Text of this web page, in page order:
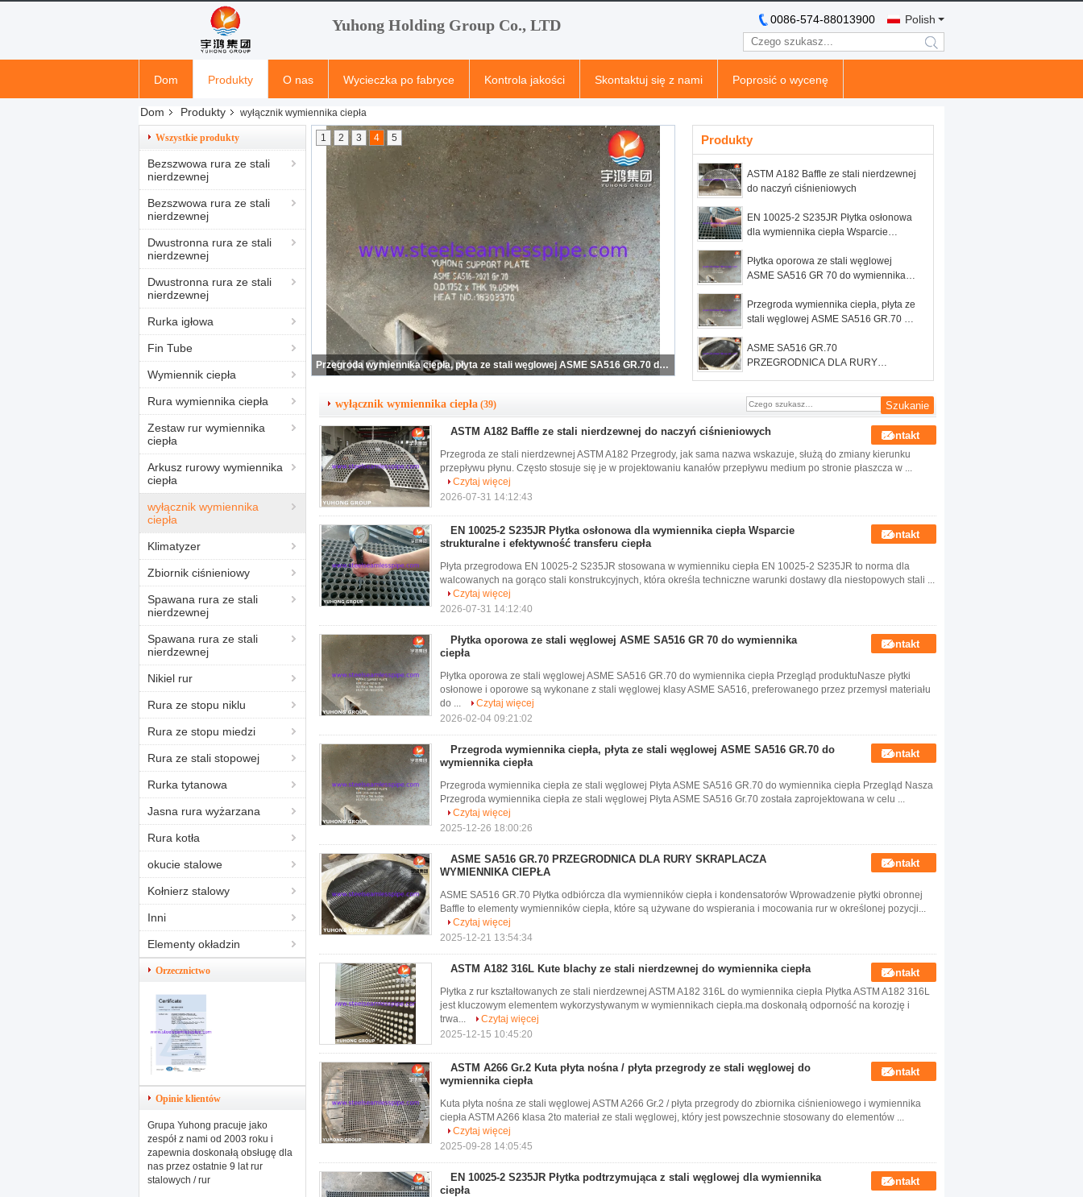
Yuhong Holding Group Co., LTD Polish
0086-574-88013900
search
Dom Produkty O nas Wycieczka po fabryce Kontrola jakości Skontaktuj się z nami Poprosić o wycenę
Wiadomości Firmowe
Dom Produkty wyłącznik wymiennika ciepła
Wszystkie produkty
Bezszwowa rura ze stali
nierdzewnej
Bezszwowa rura ze stali
nierdzewnej
Dwustronna rura ze stali
nierdzewnej
Dwustronna rura ze stali
nierdzewnej
Rurka igłowa
Fin Tube
Wymiennik ciepła
Rura wymiennika ciepła
Zestaw rur wymiennika
ciepła
Arkusz rurowy wymiennika
ciepła
wyłącznik wymiennika
ciepła
Klimatyzer
Zbiornik ciśnieniowy
Spawana rura ze stali
nierdzewnej
Spawana rura ze stali
nierdzewnej
Nikiel rur
Rura ze stopu niklu
Rura ze stopu miedzi
Rura ze stali stopowej
Rurka tytanowa
Jasna rura wyżarzana
Rura kotła
okucie stalowe
Kołnierz stalowy
Inni
Elementy okładzin
Orzecznictwo
Opinie klientów
Grupa Yuhong pracuje jako
zespół z nami od 2003 roku i
zapewnia doskonałą obsługę dla
nas przez ostatnie 9 lat rur
stalowych / rur
Przegroda wymiennika ciepła, płyta ze stali węglowej ASME SA516 GR.70 do wymiennika ciepła
1 2 3 4 5 Produkty
ASTM A182 Baffle ze stali nierdzewnej
do naczyń ciśnieniowych
EN 10025-2 S235JR Płytka osłonowa
dla wymiennika ciepła Wsparcie
ciepła
Płytka oporowa ze stali węglowej
ASME SA516 GR 70 do wymiennika
Przegroda wymiennika ciepła, płyta ze
stali węglowej ASME SA516 GR.70 do
ASME SA516 GR.70
PRZEGRODNICA DLA RURY
wyłącznik wymiennika ciepła (39)
ASTM A182 Baffle ze stali nierdzewnej do naczyń ciśnieniowych Kontakt
Przegroda ze stali nierdzewnej ASTM A182 Przegrody, jak sama nazwa wskazuje, służą do zmiany kierunku
przepływu płynu. Często stosuje się je w projektowaniu kanałów przepływu medium po stronie płaszcza w ...
Czytaj więcej
2026-07-31 14:12:43
EN 10025-2 S235JR Płytka osłonowa dla wymiennika ciepła Wsparcie
strukturalne i efektywność transferu ciepła
Kontakt
Płyta przegrodowa EN 10025-2 S235JR stosowana w wymienniku ciepła EN 10025-2 S235JR to norma dla
walcowanych na gorąco stali konstrukcyjnych, która określa techniczne warunki dostawy dla niestopowych stali ...
Czytaj więcej
2026-07-31 14:12:40
Płytka oporowa ze stali węglowej ASME SA516 GR 70 do wymiennika
ciepła
Kontakt
Płytka oporowa ze stali węglowej ASME SA516 GR.70 do wymiennika ciepła Przegląd produktuNasze płytki
osłonowe i oporowe są wykonane z stali węglowej klasy ASME SA516, preferowanego przez przemysł materiału
do ...
Czytaj więcej
2026-02-04 09:21:02
Przegroda wymiennika ciepła, płyta ze stali węglowej ASME SA516 GR.70 do
wymiennika ciepła
Kontakt
Przegroda wymiennika ciepła ze stali węglowej Płyta ASME SA516 GR.70 do wymiennika ciepła Przegląd Nasza
Przegroda wymiennika ciepła ze stali węglowej Płyta ASME SA516 Gr.70 została zaprojektowana w celu ...
Czytaj więcej
2025-12-26 18:00:26
ASME SA516 GR.70 PRZEGRODNICA DLA RURY SKRAPLACZA
WYMIENNIKA CIEPŁA
Kontakt
ASME SA516 GR.70 Płytka odbiórcza dla wymienników ciepła i kondensatorów Wprowadzenie płytki obronnej
Baffle to elementy wymienników ciepła, które są używane do wspierania i mocowania rur w określonej pozycji...
Czytaj więcej
2025-12-21 13:54:34
ASTM A182 316L Kute blachy ze stali nierdzewnej do wymiennika ciepła Kontakt
Płytka z rur kształtowanych ze stali nierdzewnej ASTM A182 316L do wymiennika ciepła Płytka ASTM A182 316L
jest kluczowym elementem wykorzystywanym w wymiennikach ciepła.ma doskonałą odporność na korozję i
trwa...
Czytaj więcej
2025-12-15 10:45:20
ASTM A266 Gr.2 Kuta płyta nośna / płyta przegrody ze stali węglowej do
wymiennika ciepła
Kontakt
Kuta płyta nośna ze stali węglowej ASTM A266 Gr.2 / płyta przegrody do zbiornika ciśnieniowego i wymiennika
ciepła ASTM A266 klasa 2to materiał ze stali węglowej, który jest powszechnie stosowany do elementów ...
Czytaj więcej
2025-09-28 14:05:45
EN 10025-2 S235JR Płytka podtrzymująca z stali węglowej dla wymiennika
ciepła
Kontakt